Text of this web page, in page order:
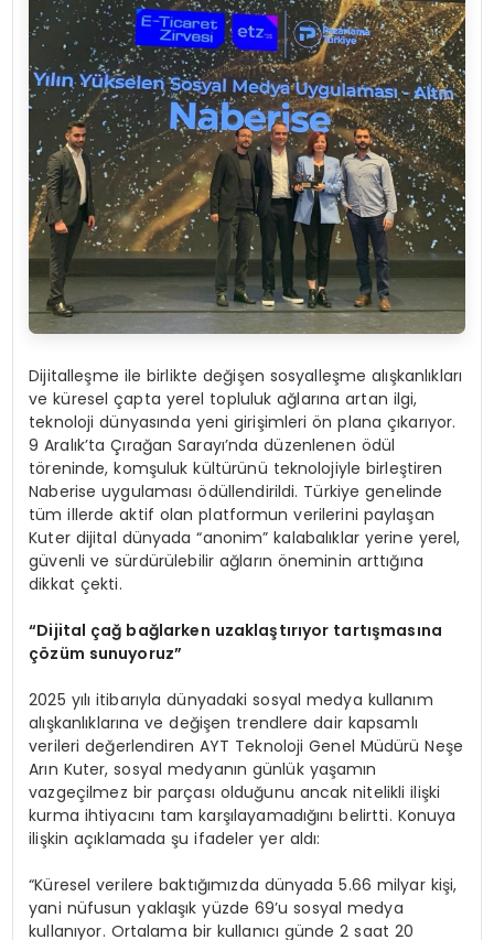
Dijitalleşme ile birlikte değişen sosyalleşme alışkanlıkları
ve küresel çapta yerel topluluk ağlarına artan ilgi,
teknoloji dünyasında yeni girişimleri ön plana çıkarıyor.
9 Aralık’ta Çırağan Sarayı’nda düzenlenen ödül
töreninde, komşuluk kültürünü teknolojiyle birleştiren
Naberise uygulaması ödüllendirildi. Türkiye genelinde
tüm illerde aktif olan platformun verilerini paylaşan
Kuter dijital dünyada “anonim” kalabalıklar yerine yerel,
güvenli ve sürdürülebilir ağların öneminin arttığına
dikkat çekti.
“Dijital çağ bağlarken uzaklaştırıyor tartışmasına
çözüm sunuyoruz”
2025 yılı itibarıyla dünyadaki sosyal medya kullanım
alışkanlıklarına ve değişen trendlere dair kapsamlı
verileri değerlendiren AYT Teknoloji Genel Müdürü Neşe
Arın Kuter, sosyal medyanın günlük yaşamın
vazgeçilmez bir parçası olduğunu ancak nitelikli ilişki
kurma ihtiyacını tam karşılayamadığını belirtti. Konuya
ilişkin açıklamada şu ifadeler yer aldı:
“Küresel verilere baktığımızda dünyada 5.66 milyar kişi,
yani nüfusun yaklaşık yüzde 69’u sosyal medya
kullanıyor. Ortalama bir kullanıcı günde 2 saat 20